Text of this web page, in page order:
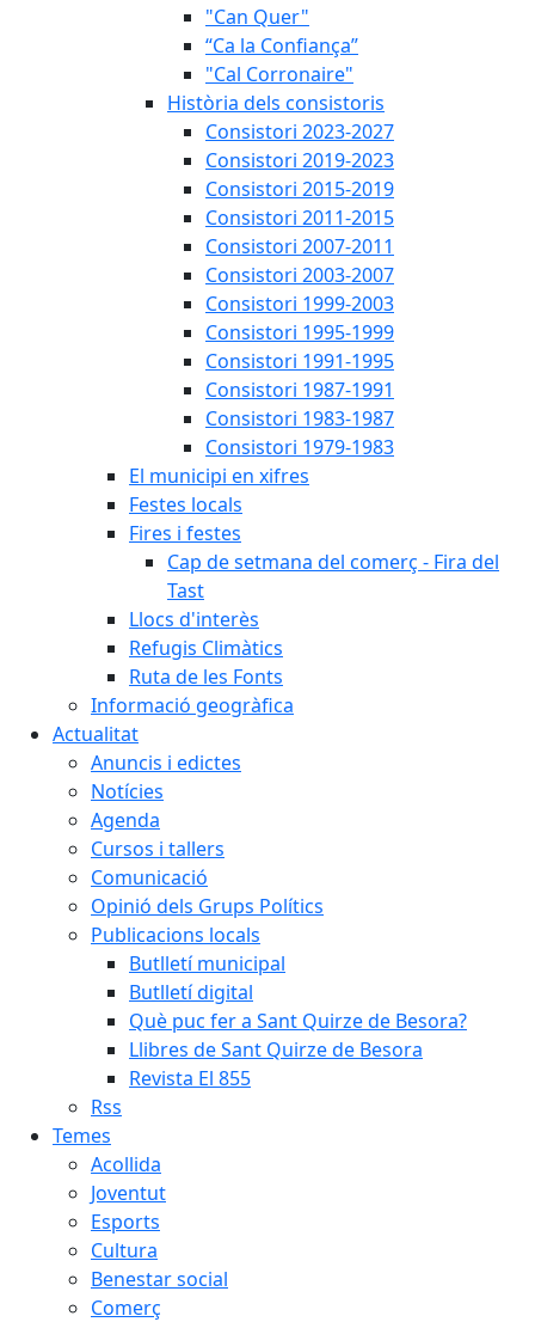
"Can Quer"
“Ca la Confiança”
"Cal Corronaire"
Història dels consistoris
Consistori 2023-2027
Consistori 2019-2023
Consistori 2015-2019
Consistori 2011-2015
Consistori 2007-2011
Consistori 2003-2007
Consistori 1999-2003
Consistori 1995-1999
Consistori 1991-1995
Consistori 1987-1991
Consistori 1983-1987
Consistori 1979-1983
El municipi en xifres
Festes locals
Fires i festes
Cap de setmana del comerç - Fira del
Tast
Llocs d'interès
Refugis Climàtics
Ruta de les Fonts
Informació geogràfica
Actualitat
Anuncis i edictes
Notícies
Agenda
Cursos i tallers
Comunicació
Opinió dels Grups Polítics
Publicacions locals
Butlletí municipal
Butlletí digital
Què puc fer a Sant Quirze de Besora?
Llibres de Sant Quirze de Besora
Revista El 855
Rss
Temes
Acollida
Joventut
Esports
Cultura
Benestar social
Comerç